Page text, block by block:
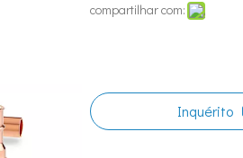
compartilhar com:
Inquérito